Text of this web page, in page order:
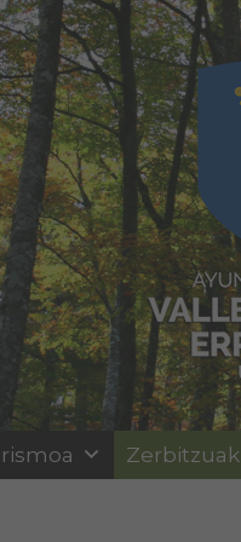
Zerbitzuak